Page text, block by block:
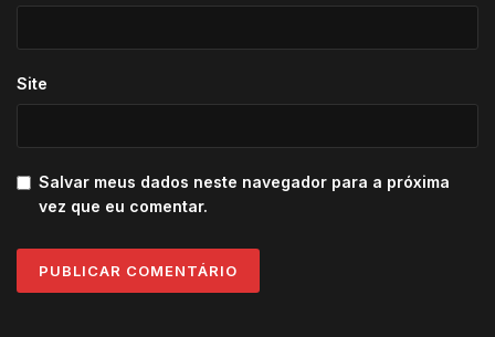
Site
Salvar meus dados neste navegador para a próxima
vez que eu comentar.